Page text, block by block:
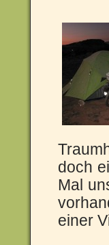
doch
Mal
einer